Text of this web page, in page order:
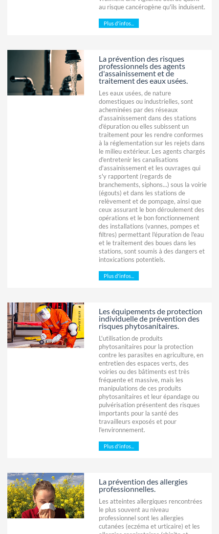
au risque cancérogène qu'ils induisent.
Plus d'infos...
La prévention des risques
professionnels des agents
d'assainissement et de
traitement des eaux usées.
Les eaux usées, de nature
domestiques ou industrielles, sont
acheminées par des réseaux
d'assainissement dans des stations
d'épuration ou elles subissent un
traitement pour les rendre conformes
à la réglementation sur les rejets dans
le milieu extérieur. Les agents chargés
d'entretenir les canalisations
d'assainissement et les ouvrages qui
s'y rapportent (regards de
branchements, siphons...) sous la voirie
(égouts) et dans les stations de
relèvement et de pompage, ainsi que
ceux assurant le bon déroulement des
opérations et le bon fonctionnement
des installations (vannes, pompes et
filtres) permettant l'épuration de l'eau
et le traitement des boues dans les
stations, sont soumis à des dangers et
intoxications potentiels.
Plus d'infos...
Les équipements de protection
individuelle de prévention des
risques phytosanitaires.
L'utilisation de produits
phytosanitaires pour la protection
contre les parasites en agriculture, en
entretien des espaces verts, des
voiries ou des bâtiments est très
fréquente et massive, mais les
manipulations de ces produits
phytosanitaires et leur épandage ou
pulvérisation présentent des risques
importants pour la santé des
travailleurs exposés et pour
l'environnement.
Plus d'infos...
La prévention des allergies
professionnelles.
Les atteintes allergiques rencontrées
le plus souvent au niveau
professionnel sont les allergies
cutanées (eczéma et urticaire) et les